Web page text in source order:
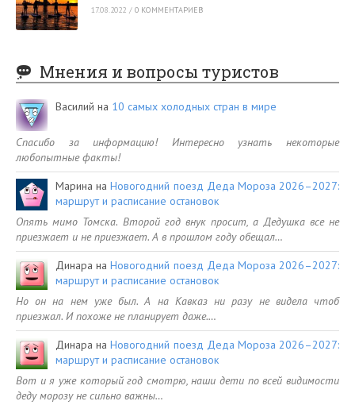
17.08.2022 / 0 КОММЕНТАРИЕВ
Мнения и вопросы туристов
Василий на 10 самых холодных стран в мире
Спасибо за информацию! Интересно узнать некоторые
любопытные факты!
Марина наНовогодний поезд Деда Мороза 2026–2027:
маршрут и расписание остановок
Опять мимо Томска. Второй год внук просит, а Дедушка все не
приезжает и не приезжает. А в прошлом году обещал…
Динара наНовогодний поезд Деда Мороза 2026–2027:
маршрут и расписание остановок
Но он на нем уже был. А на Кавказ ни разу не видела чтоб
приезжал. И похоже не планирует даже.…
Динара наНовогодний поезд Деда Мороза 2026–2027:
маршрут и расписание остановок
Вот и я уже который год смотрю, наши дети по всей видимости
деду морозу не сильно важны…